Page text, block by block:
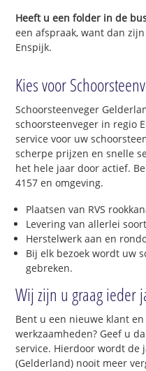
Heeft u een folder in de
een afspraak, want dan
Enspijk.
Kies voor
Schoorsteenveger
schoorsteenveger in regio
service voor uw
scherpe prijzen en snelle
het hele jaar door actief.
4157 en omgeving.
Plaatsen van RVS
Levering van allerlei
Herstelwerk aan en
Bij elk bezoek wordt uw
gebreken.
Wij zijn u graag ieder
Bent u een nieuwe klant
werkzaamheden? Geef u
service. Hierdoor wordt de
(Gelderland) nooit meer